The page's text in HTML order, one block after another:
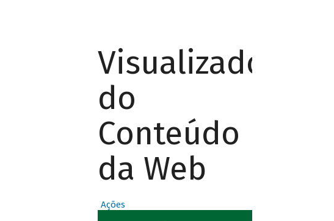
Visualizador
do
Conteúdo
da Web
Ações